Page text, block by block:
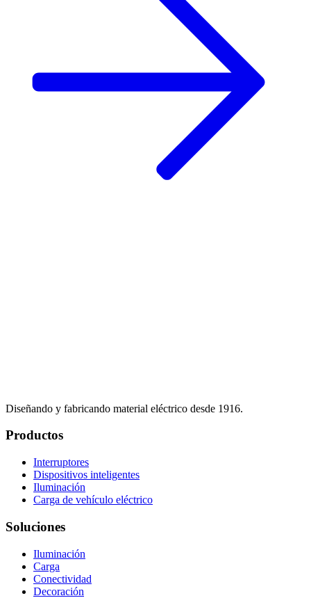
Diseñando y fabricando material eléctrico desde 1916.
Productos
Interruptores
Dispositivos inteligentes
Iluminación
Carga de vehículo eléctrico
Soluciones
Iluminación
Carga
Conectividad
Decoración